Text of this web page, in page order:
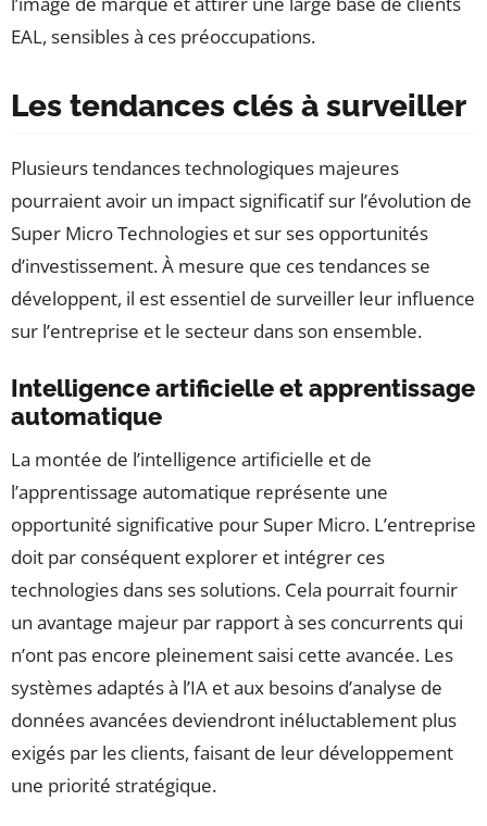
EAL, sensibles à ces préoccupations.
Les tendances clés à surveiller
Plusieurs tendances technologiques majeures
pourraient avoir un impact significatif sur l’évolution de
Super Micro Technologies et sur ses opportunités
d’investissement. À mesure que ces tendances se
développent, il est essentiel de surveiller leur influence
sur l’entreprise et le secteur dans son ensemble.
Intelligence artificielle et apprentissage
automatique
La montée de l’intelligence artificielle et de
l’apprentissage automatique représente une
opportunité significative pour Super Micro. L’entreprise
doit par conséquent explorer et intégrer ces
technologies dans ses solutions. Cela pourrait fournir
un avantage majeur par rapport à ses concurrents qui
n’ont pas encore pleinement saisi cette avancée. Les
systèmes adaptés à l’IA et aux besoins d’analyse de
données avancées deviendront inéluctablement plus
exigés par les clients, faisant de leur développement
une priorité stratégique.